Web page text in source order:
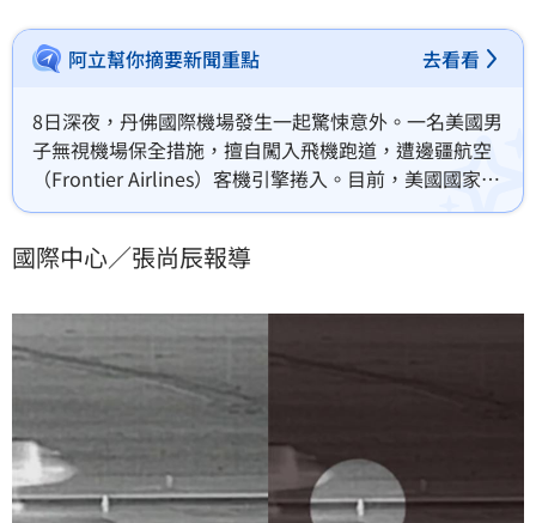
阿立幫你摘要新聞重點 去看看
8日深夜，丹佛國際機場發生一起驚悚意外。一名美國男
子無視機場保全措施，擅自闖入飛機跑道，遭邊疆航空
（Frontier Airlines）客機引擎捲入。目前，美國國家運
輸安全委員會與美國聯邦航空總署已介入調查，最新監
國際中心／張尚辰報導